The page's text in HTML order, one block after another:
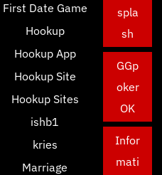
First Date Game
Hookup
Hookup App
Hookup Site
Hookup Sites
ishb1
kries
Marriage
spla
sh
GGp
oker
OK
Infor
mati